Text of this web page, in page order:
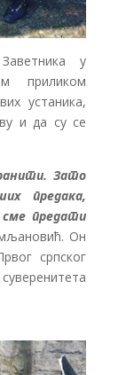
у
приликом
устаника,
и да су се
Зато
предака,
предати
Он
српског